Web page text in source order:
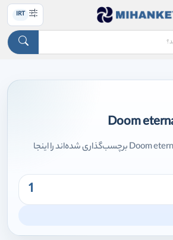
IRT
محصولاتی که با تگ Doom eternal برچسب‌گذاری شده‌اند را اینجا
1